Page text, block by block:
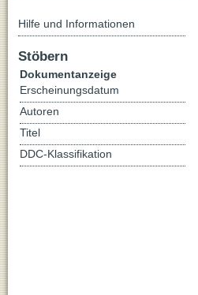
Hilfe und Informationen
Stöbern
Dokumentanzeige
Erscheinungsdatum
Autoren
Titel
DDC-Klassifikation